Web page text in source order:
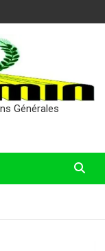
Générales